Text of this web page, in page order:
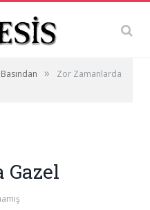
Basından »
Zor Zamanlarda
Gazel